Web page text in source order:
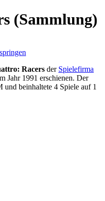
(Sammlung)
Racers der Spielefirma
Jahr 1991 erschienen. Der
beinhaltete 4 Spiele auf 1